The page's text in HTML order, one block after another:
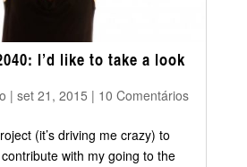
I’d like to take a look
| set 21, 2015 | 10 Comentários
(it’s driving me crazy) to
with my going to the